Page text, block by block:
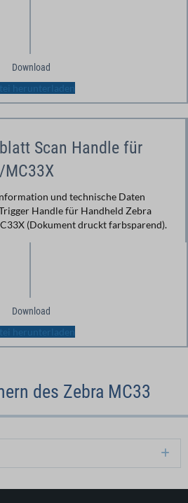
Download
herunterladen
Scan Handle für
MC33X
und technische Daten
Handle für Handheld Zebra
(Dokument druckt farbsparend).
Download
herunterladen
des Zebra MC33